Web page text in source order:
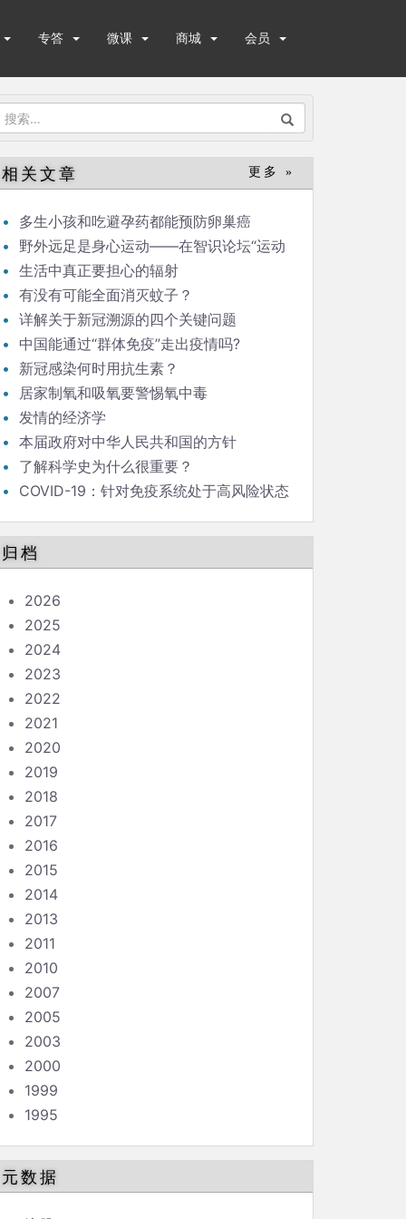
专答 微课 商城 会员
搜
：
相关文章 更多 »
多生小孩和吃避孕药都能预防卵巢癌
野外远足是身心运动——在智识论坛“运动
与健康”的发言
生活中真正要担心的辐射
有没有可能全面消灭蚊子？
详解关于新冠溯源的四个关键问题
中国能通过“群体免疫”走出疫情吗?
新冠感染何时用抗生素？
居家制氧和吸氧要警惕氧中毒
发情的经济学
本届政府对中华人民共和国的方针
了解科学史为什么很重要？
COVID-19：针对免疫系统处于高风险状态
归档
2026
2025
2024
2023
2022
2021
2020
2019
2018
2017
2016
2015
2014
2013
2011
2010
2007
2005
2003
2000
1999
1995
元数据